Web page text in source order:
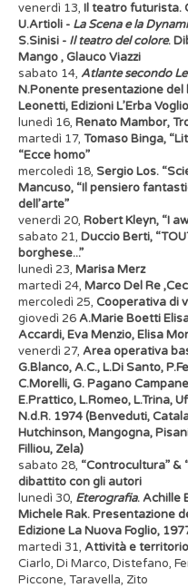
venerdì 13, Il teatro futurista.
U.Artioli - La Scena e la
S.Sinisi - Il teatro del colore.
Mango , Glauco Viazzi
sabato 14, Atlante secondo
N.Ponente presentazione del
Leonetti, Edizioni L’Erba
lunedì 16, Renato Mambor,
martedì 17, Tomaso Binga,
“Ecce homo”
mercoledì 18, Sergio Los.
Mancuso, “Il pensiero
dell’arte”
venerdì 20, Robert Kleyn, “I
sabato 21, Duccio Berti,
borghese...”
lunedì 23, Marisa Merz
martedì 24, Marco Del Re
mercoledì 25, Cooperativa di
giovedì 26A.Marie Boetti
Accardi, Eva Menzio, Elisa
venerdì 27, Area operativa
G.Blanco, A.C., L.Di Santo,
C.Morelli, G. Pagano
E.Prattico, L.Romeo, L.Trina,
N.d.R. 1974 (Benveduti,
Hutchinson, Mangogna,
Filliou, Zela)
sabato 28, “Controcultura” &
dibattito con gli autori
lunedì 30, Eterografia. Achille
Michele Rak. Presentazione
Edizione La Nuova Foglio,
martedì 31, Attività e
Ciarlo, Di Marco, Distefano,
Piccone, Taravella, Zito